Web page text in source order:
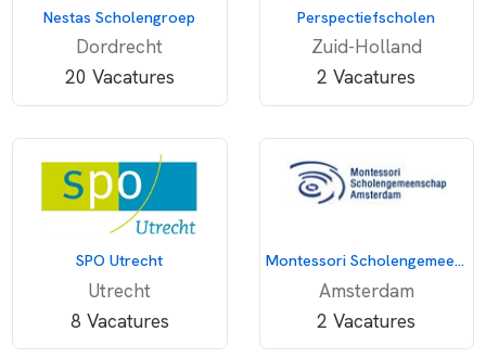
Nestas Scholengroep
Dordrecht
20 Vacatures
Perspectiefscholen
Zuid-Holland
2 Vacatures
SPO Utrecht
Utrecht
8 Vacatures
Montessori Scholengemeenschap Amsterdam
Amsterdam
2 Vacatures